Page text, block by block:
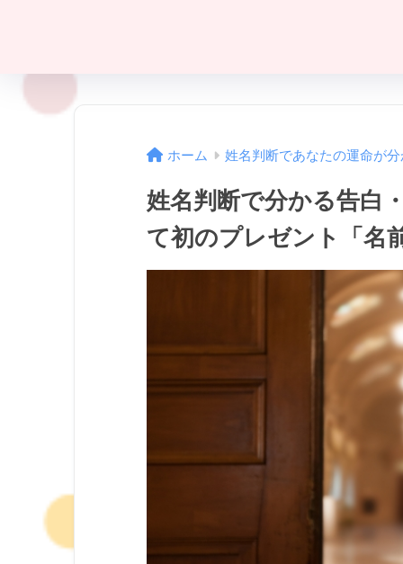
ホーム 姓名判断であなたの運命が分
姓名判断で分かる告白
て初のプレゼント「名